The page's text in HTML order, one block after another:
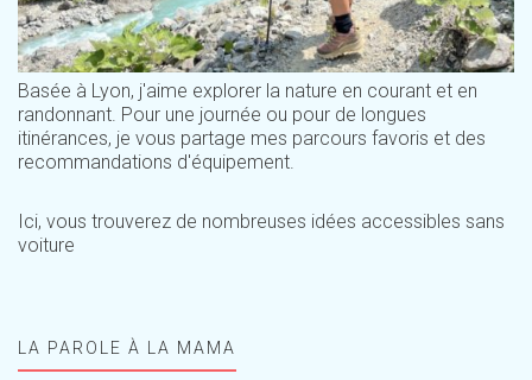
Basée à Lyon, j'aime explorer la nature en courant et en
randonnant. Pour une journée ou pour de longues
itinérances, je vous partage mes parcours favoris et des
recommandations d'équipement.
Ici, vous trouverez de nombreuses idées accessibles sans
voiture
LA PAROLE À LA MAMA